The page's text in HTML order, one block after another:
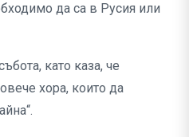
да са в Русия или
като каза, че
хора, които да